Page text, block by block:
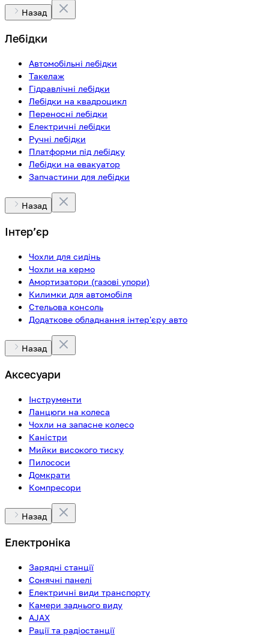
Назад
Лебідки
Автомобільні лебідки
Такелаж
Гідравлічні лебідки
Лебідки на квадроцикл
Переносні лебідки
Електричні лебідки
Ручні лебідки
Платформи під лебідку
Лебідки на евакуатор
Запчастини для лебідки
Назад
Інтерʼєр
Чохли для сидінь
Чохли на кермо
Амортизатори (газові упори)
Килимки для автомобіля
Стельова консоль
Додаткове обладнання інтер'єру авто
Назад
Аксесуари
Інструменти
Ланцюги на колеса
Чохли на запасне колесо
Каністри
Мийки високого тиску
Пилососи
Домкрати
Компресори
Назад
Електроніка
Зарядні станції
Сонячні панелі
Електричні види транспорту
Камери заднього виду
AJAX
Рації та радіостанції